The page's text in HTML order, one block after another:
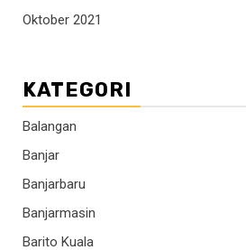
Oktober 2021
KATEGORI
Balangan
Banjar
Banjarbaru
Banjarmasin
Barito Kuala